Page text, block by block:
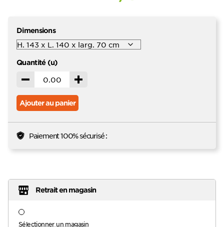
Dimensions
Quantité (u)
Décrémenter Incrémenter
Ajouter au panier
Paiement 100% sécurisé :
Retrait en magasin
Sélectionner un magasin